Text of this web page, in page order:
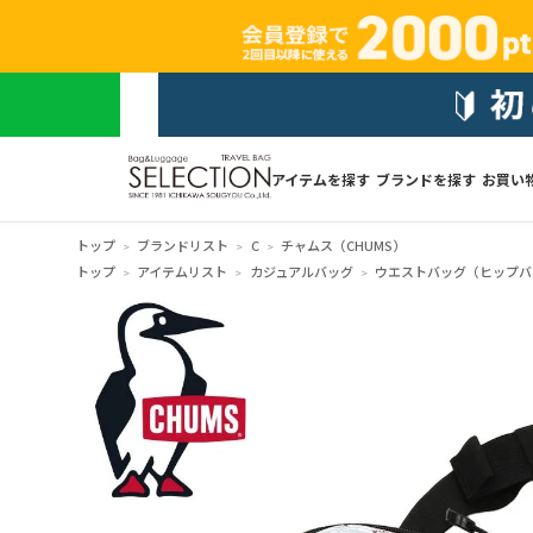
アイテムを探す ブランドを探す お買い
トップ ブランドリスト C
チャムス（CHUMS）
トップ
アイテムリスト カジュアルバッグ ウエストバッグ（ヒップ